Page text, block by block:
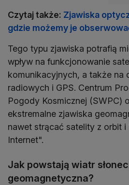
Czytaj także: Zjawiska
gdzie możemy je
Tego typu zjawiska potrafią
wpływ na funkcjonowanie
komunikacyjnych, a także na
radiowych i GPS. Centrum
Pogody Kosmicznej (SWPC)
ekstremalne zjawiska
nawet strącać satelity z orbit
Internet".
Jak powstają wiatr
geomagnetyczna?